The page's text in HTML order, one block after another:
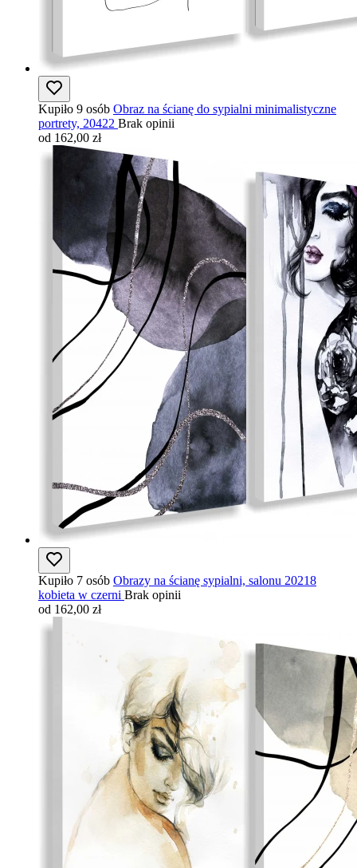
Kupiło 9 osób Obraz na ścianę do sypialni minimalistyczne
portrety, 20422 Brak opinii
od 162,00 zł
Kupiło 7 osób Obrazy na ścianę sypialni, salonu 20218
kobieta w czerni Brak opinii
od 162,00 zł